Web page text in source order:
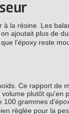
la résine. Les
ajoutait plus de
l'époxy reste
Ce rapport de
plutôt qu'en
grammes
règlée pour la